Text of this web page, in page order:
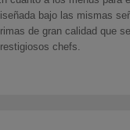
bajo las mismas
de gran calidad que
chefs.